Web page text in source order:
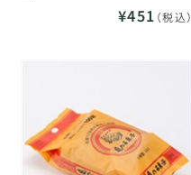
¥451 （税込）